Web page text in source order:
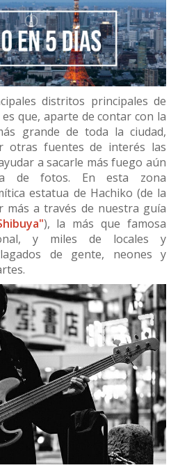
distritos principales de
es que, aparte de contar con la
grande de toda la ciudad,
otras fuentes de interés las
a sacarle más fuego aún
de fotos. En esta zona
estatua de Hachiko (de la
más a través de nuestra guía
), la más que famosa
y miles de locales y
de gente, neones y